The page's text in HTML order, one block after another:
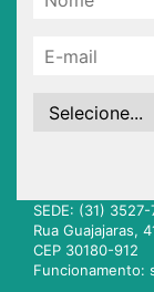
SEDE: (31) 3527-
Rua Guajajaras,
CEP 30180-912
Funcionamento: